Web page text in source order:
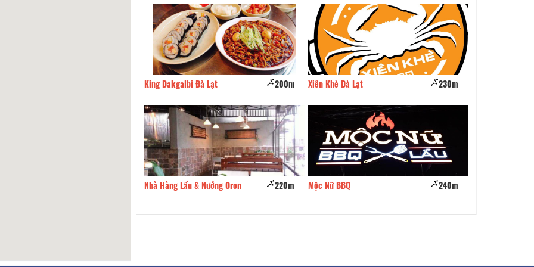
King Dakgalbi Đà Lạt 200m
Nhà Hàng Lẩu & Nướng Oron 220m
Xiên Khè Đà Lạt 230m
Mộc Nữ BBQ 240m